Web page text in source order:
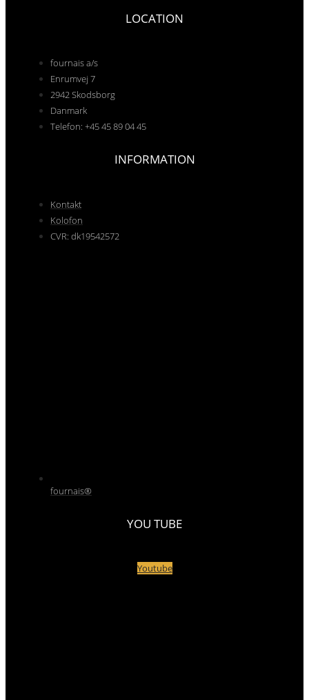
LOCATION
fournais a/s
Enrumvej 7
2942 Skodsborg
Danmark
Telefon: +45 45 89 04 45
INFORMATION
Kontakt
Kolofon
CVR: dk19542572
fournais®
YOU TUBE
Youtube